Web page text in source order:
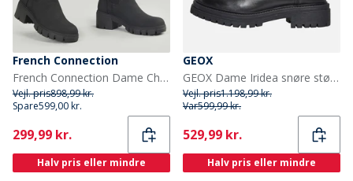
French Connection
French Connection Dame Chelsea Støvler med Tyk Sål Sorte
Vejl. pris898,99 kr.
Spare599,00 kr.
Current
299,99 kr.
Halv pris eller mindre
GEOX
GEOX Dame Iridea snøre støvler Sort
Vejl. pris1.198,99 kr.
Var599,99 kr.
Current
529,99 kr.
Halv pris eller mindre